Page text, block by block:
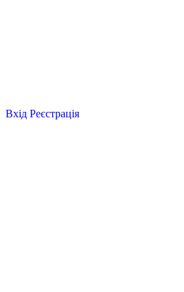
Вхід Реєстрація